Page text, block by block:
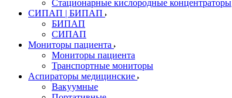
Стационарные кислородные концентраторы
СИПАП | БИПАП
БИПАП
СИПАП
Мониторы пациента
Мониторы пациента
Транспортные мониторы
Аспираторы медицинские
Вакуумные